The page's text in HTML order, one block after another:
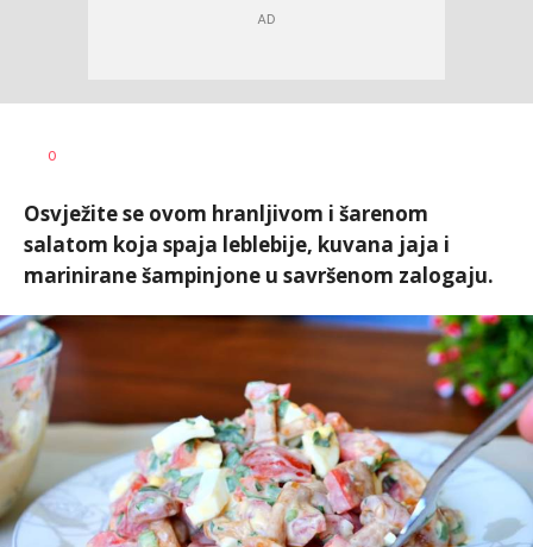
AUTOR
0
Osvježite se ovom hranljivom i šarenom
salatom koja spaja leblebije, kuvana jaja i
marinirane šampinjone u savršenom zalogaju.